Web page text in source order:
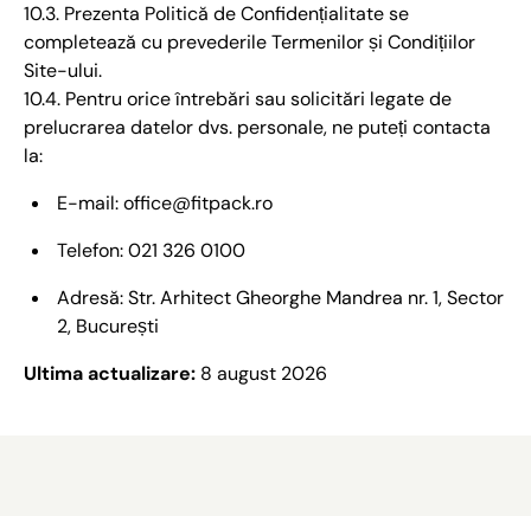
10.3. Prezenta Politică de Confidențialitate se
completează cu prevederile Termenilor și Condițiilor
Site-ului.
10.4. Pentru orice întrebări sau solicitări legate de
prelucrarea datelor dvs. personale, ne puteți contacta
la:
E-mail: office@fitpack.ro
Telefon: 021 326 0100
Adresă: Str. Arhitect Gheorghe Mandrea nr. 1, Sector
2, București
Ultima actualizare: 8 august 2026